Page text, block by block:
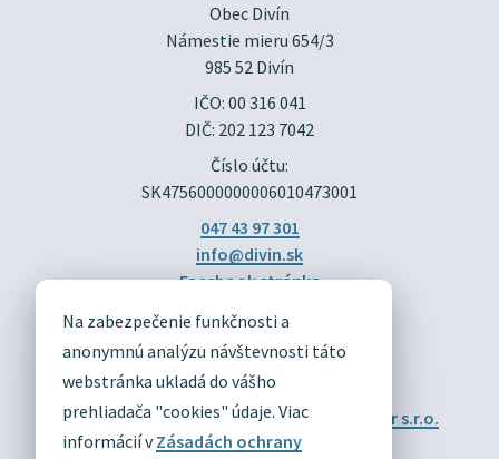
Na zabezpečenie funkčnosti a
anonymnú analýzu návštevnosti táto
webstránka ukladá do vášho
prehliadača "cookies" údaje. Viac
informácií vZásadách ochrany
DIVÍN
OFICIÁLNE STRÁNKY
Technický prevádzkovateľ:Alphabet partner s.r.o.
Správca obsahu:Obec Divín
Obec Divín
Námestie mieru 654/3
985 52 Divín
IČO: 00 316 041
DIČ: 202 123 7042
Číslo účtu:
SK4756000000006010473001
047 43 97 301
info@divin.sk
Facebook stránka